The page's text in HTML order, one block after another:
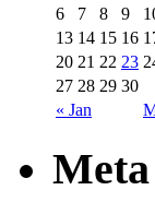
« Jan
6
7 8 9
13 14 15 16
20 21 22 23
27 28 29 30
Meta